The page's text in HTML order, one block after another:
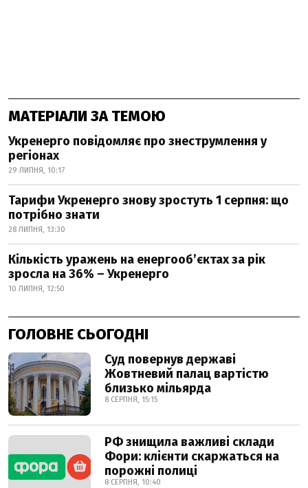
МАТЕРІАЛИ ЗА ТЕМОЮ
Укренерго повідомляє про знеструмлення у
регіонах
29 ЛИПНЯ, 10:17
Тарифи Укренерго знову зростуть 1 серпня: що
потрібно знати
28 ЛИПНЯ, 13:30
Кількість уражень на енергооб’єктах за рік
зросла на 36% – Укренерго
10 ЛИПНЯ, 12:50
ГОЛОВНЕ СЬОГОДНІ
Суд повернув державі
Жовтневий палац вартістю
близько мільярда
8 СЕРПНЯ, 15:15
РФ знищила важливі склади
Фори: клієнти скаржаться на
порожні полиці
8 СЕРПНЯ, 10:40